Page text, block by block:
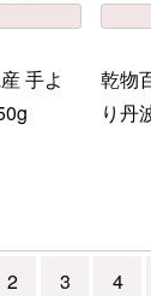
手よ
乾物
り丹
2 3 4